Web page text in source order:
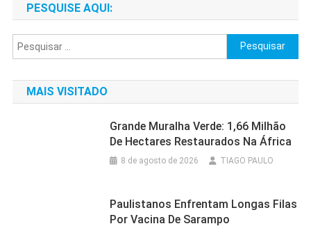
por
posts
PESQUISE AQUI:
Pesquisar
por:
MAIS VISITADO
Grande Muralha Verde: 1,66 Milhão
De Hectares Restaurados Na África
8 de agosto de 2026 TIAGO PAULO
Paulistanos Enfrentam Longas Filas
Por Vacina De Sarampo